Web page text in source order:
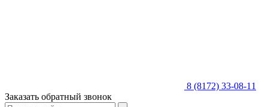
8 (8172) 33-08-11
Заказать обратный звонок